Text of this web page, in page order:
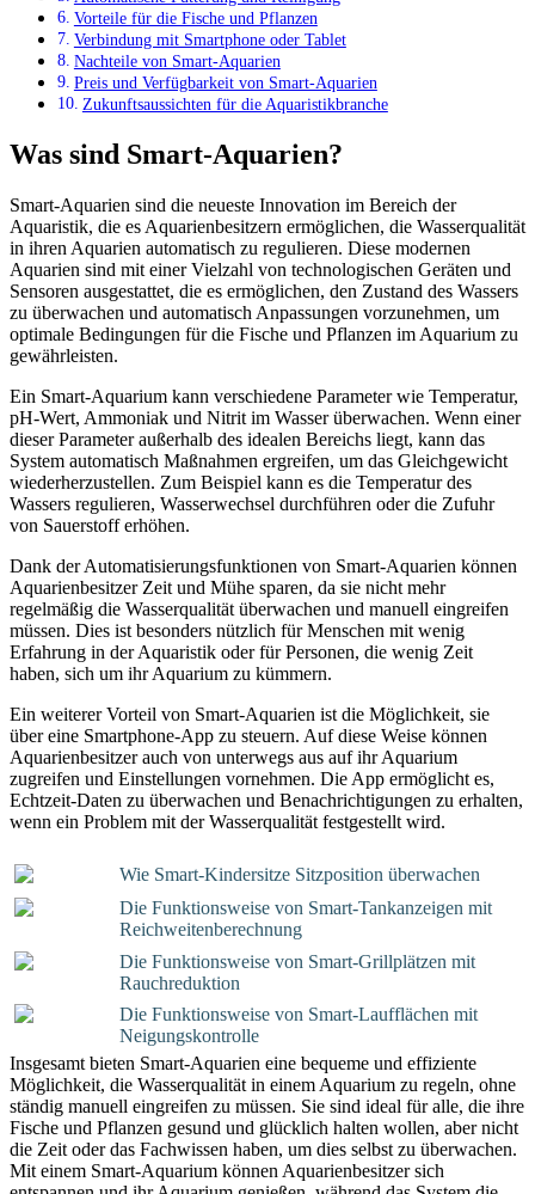
Vorteile für die Fische und Pflanzen
Verbindung mit Smartphone oder Tablet
Nachteile von Smart-Aquarien
Preis und Verfügbarkeit von Smart-Aquarien
Zukunftsaussichten für die Aquaristikbranche
Was sind Smart-Aquarien?
Smart-Aquarien sind die neueste Innovation im Bereich der
Aquaristik, die es Aquarienbesitzern ermöglichen, die Wasserqualität
in ihren Aquarien automatisch zu regulieren. Diese modernen
Aquarien sind mit einer Vielzahl von technologischen Geräten und
Sensoren ausgestattet, die es ermöglichen, den Zustand des Wassers
zu überwachen und automatisch Anpassungen vorzunehmen, um
optimale Bedingungen für die Fische und Pflanzen im Aquarium zu
gewährleisten.
Ein Smart-Aquarium kann verschiedene Parameter wie Temperatur,
pH-Wert, Ammoniak und Nitrit im Wasser überwachen. Wenn einer
dieser Parameter außerhalb des idealen Bereichs liegt, kann das
System automatisch Maßnahmen ergreifen, um das Gleichgewicht
wiederherzustellen. Zum Beispiel kann es die Temperatur des
Wassers regulieren, Wasserwechsel durchführen oder die Zufuhr
von Sauerstoff erhöhen.
Dank der Automatisierungsfunktionen von Smart-Aquarien können
Aquarienbesitzer Zeit und Mühe sparen, da sie nicht mehr
regelmäßig die Wasserqualität überwachen und manuell eingreifen
müssen. Dies ist besonders nützlich für Menschen mit wenig
Erfahrung in der Aquaristik oder für Personen, die wenig Zeit
haben, sich um ihr Aquarium zu kümmern.
Ein weiterer Vorteil von Smart-Aquarien ist die Möglichkeit, sie
über eine Smartphone-App zu steuern. Auf diese Weise können
Aquarienbesitzer auch von unterwegs aus auf ihr Aquarium
zugreifen und Einstellungen vornehmen. Die App ermöglicht es,
Echtzeit-Daten zu überwachen und Benachrichtigungen zu erhalten,
wenn ein Problem mit der Wasserqualität festgestellt wird.
Wie Smart-Kindersitze Sitzposition überwachen
Die Funktionsweise von Smart-Tankanzeigen mit
Reichweitenberechnung
Die Funktionsweise von Smart-Grillplätzen mit
Rauchreduktion
Die Funktionsweise von Smart-Laufflächen mit
Neigungskontrolle
Insgesamt bieten Smart-Aquarien eine bequeme und effiziente
Möglichkeit, die Wasserqualität in einem Aquarium zu regeln, ohne
ständig manuell eingreifen zu müssen. Sie sind ideal für alle, die ihre
Fische und Pflanzen gesund und glücklich halten wollen, aber nicht
die Zeit oder das Fachwissen haben, um dies selbst zu überwachen.
Mit einem Smart-Aquarium können Aquarienbesitzer sich